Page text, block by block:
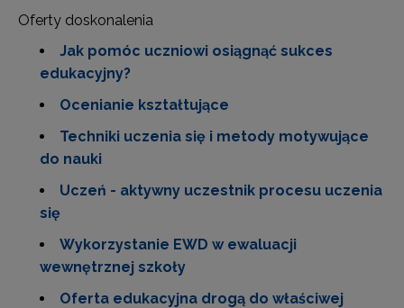
Oferty doskonalenia
Jak pomóc uczniowi osiągnąć sukces
edukacyjny?
Ocenianie kształtujące
Techniki uczenia się i metody motywujące
do nauki
Uczeń - aktywny uczestnik procesu uczenia
się
Wykorzystanie EWD w ewaluacji
wewnętrznej szkoły
Oferta edukacyjna drogą do właściwej